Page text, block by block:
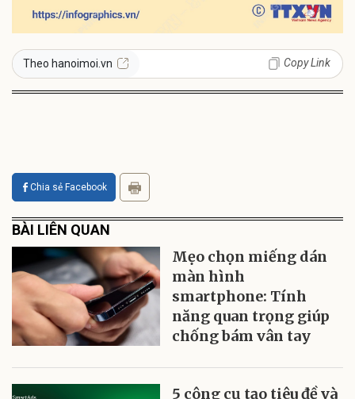
Theo hanoimoi.vn Copy Link
Chia sẻ Facebook
BÀI LIÊN QUAN
Mẹo chọn miếng dán
màn hình
smartphone: Tính
năng quan trọng giúp
chống bám vân tay
5 công cụ tạo tiêu đề và